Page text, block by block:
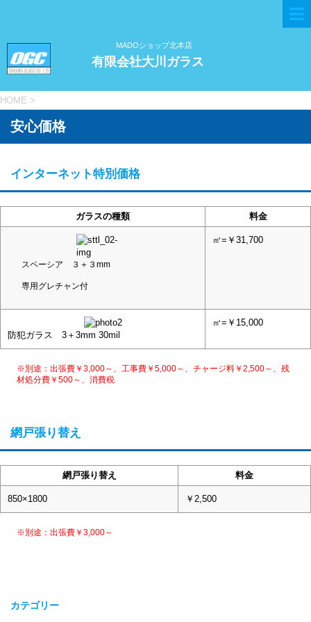
MADOショップ北本店
有限会社大川ガラス
HOME >
安心価格
インターネット特別価格
ガラスの種類 料金
スペーシア ３＋３mm
専用グレチャン付
㎡=￥31,700
防犯ガラス 3＋3mm 30mil
㎡=￥15,000
※別途：出張費￥3,000～、工事費￥5,000～、チャージ料￥2,500～、残
材処分費￥500～、消費税
網戸張り替え
網戸張り替え 料金
850×1800 ￥2,500
※別途：出張費￥3,000～
カテゴリー